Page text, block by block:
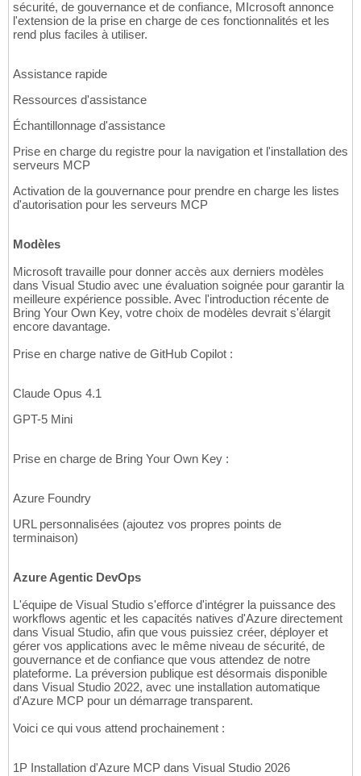
sécurité, de gouvernance et de confiance, MIcrosoft annonce
l'extension de la prise en charge de ces fonctionnalités et les
rend plus faciles à utiliser.
Assistance rapide
Ressources d'assistance
Échantillonnage d'assistance
Prise en charge du registre pour la navigation et l'installation des
serveurs MCP
Activation de la gouvernance pour prendre en charge les listes
d'autorisation pour les serveurs MCP
Modèles
Microsoft travaille pour donner accès aux derniers modèles
dans Visual Studio avec une évaluation soignée pour garantir la
meilleure expérience possible. Avec l'introduction récente de
Bring Your Own Key, votre choix de modèles devrait s'élargit
encore davantage.
Prise en charge native de GitHub Copilot :
Claude Opus 4.1
GPT-5 Mini
Prise en charge de Bring Your Own Key :
Azure Foundry
URL personnalisées (ajoutez vos propres points de
terminaison)
Azure Agentic DevOps
L'équipe de Visual Studio s'efforce d'intégrer la puissance des
workflows agentic et les capacités natives d'Azure directement
dans Visual Studio, afin que vous puissiez créer, déployer et
gérer vos applications avec le même niveau de sécurité, de
gouvernance et de confiance que vous attendez de notre
plateforme. La préversion publique est désormais disponible
dans Visual Studio 2022, avec une installation automatique
d'Azure MCP pour un démarrage transparent.
Voici ce qui vous attend prochainement :
1P Installation d'Azure MCP dans Visual Studio 2026